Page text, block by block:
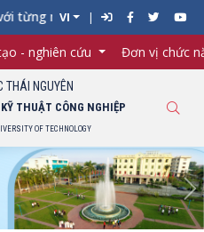
ngành đào tạo Đại học
VI
- nghiên cứu Đơn vị chức
THÁI NGUYÊN
THUẬT CÔNG NGHIỆP
OF TECHNOLOGY